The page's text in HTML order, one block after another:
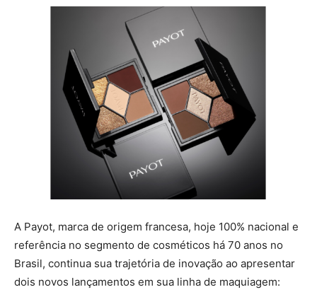
A Payot, marca de origem francesa, hoje 100% nacional e
referência no segmento de cosméticos há 70 anos no
Brasil, continua sua trajetória de inovação ao apresentar
dois novos lançamentos em sua linha de maquiagem: